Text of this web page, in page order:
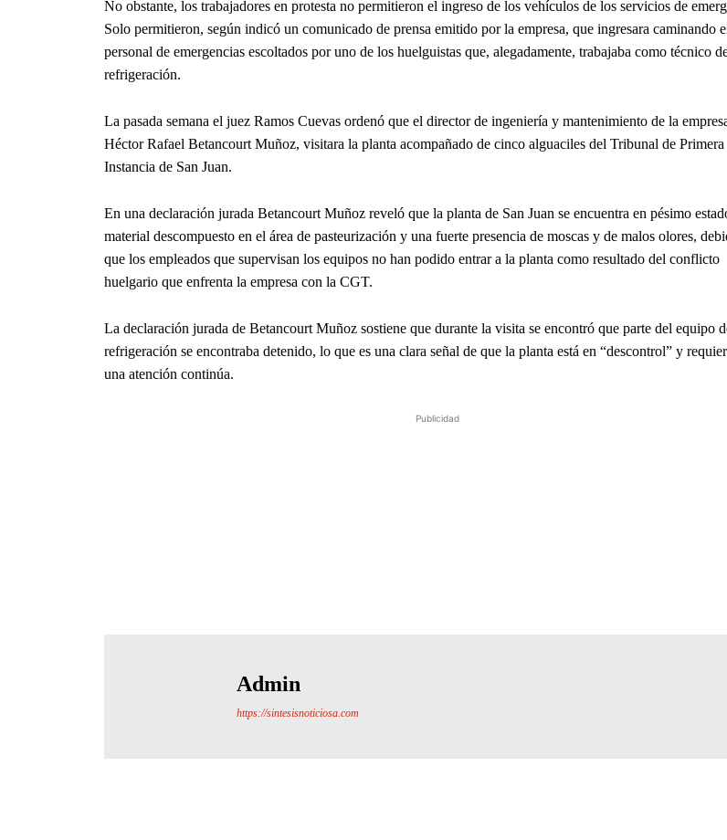
No obstante, los trabajadores en protesta no permitieron el ingreso de los vehículos de los servicios de
Solo permitieron, según indicó un comunicado de prensa emitido por la empresa, que ingresara caminando
personal de emergencias escoltados por uno de los huelguistas que, alegadamente, trabajaba como técnico
refrigeración.
La pasada semana el juez Ramos Cuevas ordenó que el director de ingeniería y mantenimiento de la
Héctor Rafael Betancourt Muñoz, visitara la planta acompañado de cinco alguaciles del Tribunal de Primera
Instancia de San Juan.
En una declaración jurada Betancourt Muñoz reveló que la planta de San Juan se encuentra en pésimo
material descompuesto en el área de pasteurización y una fuerte presencia de moscas y de malos olores,
que los empleados que supervisan los equipos no han podido entrar a la planta como resultado del conflicto
huelgario que enfrenta la empresa con la CGT.
La declaración jurada de Betancourt Muñoz sostiene que durante la visita se encontró que parte del equipo
refrigeración se encontraba detenido, lo que es una clara señal de que la planta está en “descontrol” y
una atención continúa.
Publicidad
Admin
https://sintesisnoticiosa.com